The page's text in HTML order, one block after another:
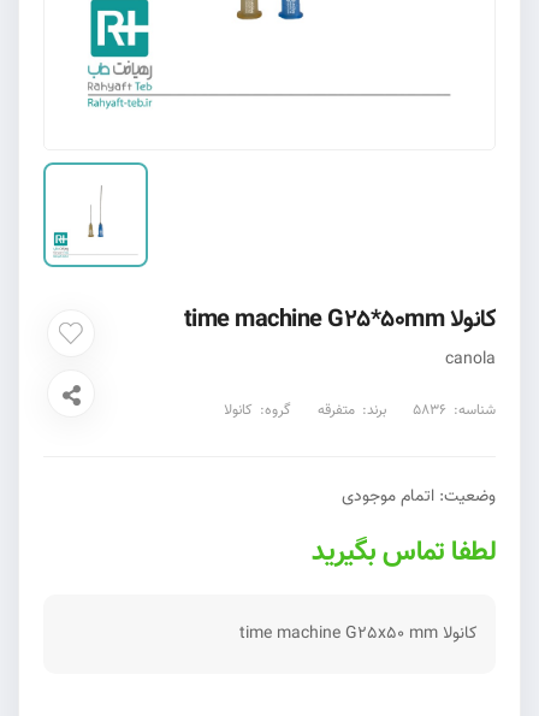
کانولا time machine G25*50mm
canola
شناسه: 5836 برند: متفرقه گروه: کانولا
وضعیت: اتمام موجودی
لطفا تماس بگیرید
کانولا time machine G25x50 mm